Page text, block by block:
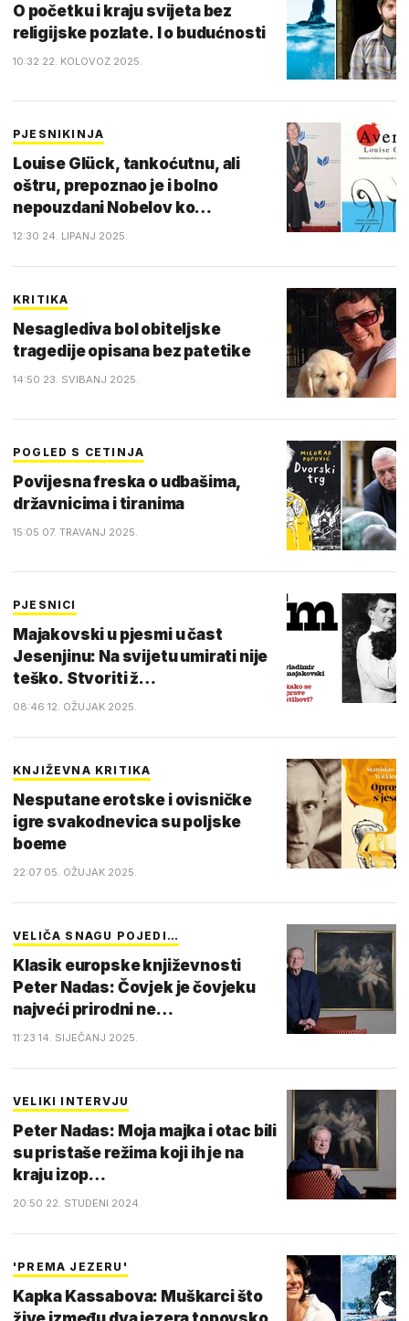
O početku i kraju svijeta bez
religijske pozlate. I o budućnosti
10:32 22. KOLOVOZ 2025.
PJESNIKINJA
Louise Glück, tankoćutnu, ali
oštru, prepoznao je i bolno
nepouzdani Nobelov ko…
12:30 24. LIPANJ 2025.
KRITIKA
Nesaglediva bol obiteljske
tragedije opisana bez patetike
14:50 23. SVIBANJ 2025.
POGLED S CETINJA
Povijesna freska o udbašima,
državnicima i tiranima
15:05 07. TRAVANJ 2025.
PJESNICI
Majakovski u pjesmi u čast
Jesenjinu: Na svijetu umirati nije
teško. Stvoriti ž…
08:46 12. OŽUJAK 2025.
KNJIŽEVNA KRITIKA
Nesputane erotske i ovisničke
igre svakodnevica su poljske
boeme
22:07 05. OŽUJAK 2025.
VELIČA SNAGU POJEDI…
Klasik europske književnosti
Peter Nadas: Čovjek je čovjeku
najveći prirodni ne…
11:23 14. SIJEČANJ 2025.
VELIKI INTERVJU
Peter Nadas: Moja majka i otac bili
su pristaše režima koji ih je na
kraju izop…
20:50 22. STUDENI 2024.
'PREMA JEZERU'
Kapka Kassabova: Muškarci što